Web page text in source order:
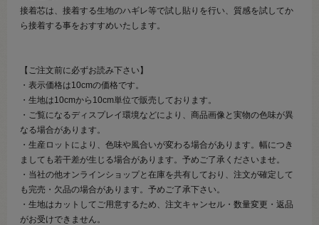
接着芯は、接着する生地のハギレ等で試し貼りを行い、質感を試してか
ら接着する事をおすすめいたします。
【ご注文前に必ずお読み下さい】
・表示価格は10cmの価格です。
・生地は10cmから10cm単位で販売しております。
・ご覧になるディスプレイ環境などにより、商品画像と実物の色味が異
なる場合があります。
・生産ロットにより、色味や風合いが変わる場合があります。幅につき
ましても若干差が生じる場合があります。予めご了承くださいませ。
・当社の他オンラインショップと在庫を共有しており、注文が確定して
も完売・欠品の場合があります。予めご了承下さい。
・生地はカットしてご用意するため、注文キャンセル・数量変更・返品
がお受けできません。